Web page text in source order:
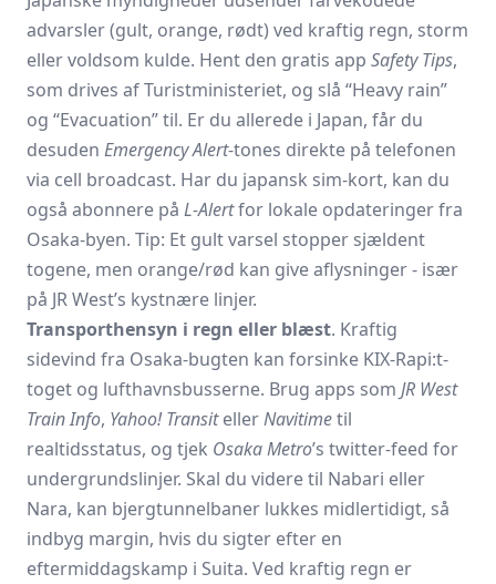
advarsler (gult, orange, rødt) ved kraftig regn, storm
eller voldsom kulde. Hent den gratis app Safety Tips,
som drives af Turistministeriet, og slå “Heavy rain”
og “Evacuation” til. Er du allerede i Japan, får du
desuden Emergency Alert-tones direkte på telefonen
via cell broadcast. Har du japansk sim-kort, kan du
også abonnere på L-Alertfor lokale opdateringer fra
Osaka-byen. Tip: Et gult varsel stopper sjældent
togene, men orange/rød kan give aflysninger - især
på JR West’s kystnære linjer.
Transporthensyn i regn eller blæst. Kraftig
sidevind fra Osaka-bugten kan forsinke KIX-Rapi:t-
toget og lufthavnsbusserne. Brug apps som JR West
Train Info, Yahoo! TransitellerNavitimetil
realtidsstatus, og tjek Osaka Metro’s twitter-feed for
undergrundslinjer. Skal du videre til Nabari eller
Nara, kan bjergtunnelbaner lukkes midlertidigt, så
indbyg margin, hvis du sigter efter en
eftermiddagskamp i Suita. Ved kraftig regn er